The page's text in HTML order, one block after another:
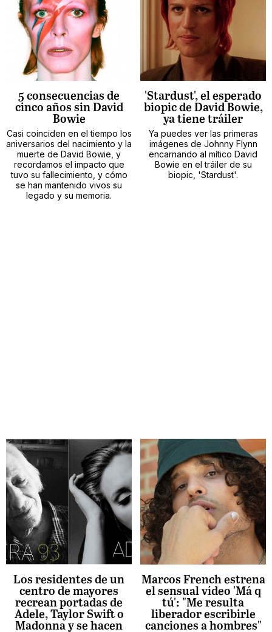
5 consecuencias de
cinco años sin David
Bowie
Casi coinciden en el tiempo los
aniversarios del nacimiento y la
muerte de David Bowie, y
recordamos el impacto que
tuvo su fallecimiento, y cómo
se han mantenido vivos su
legado y su memoria.
'Stardust', el esperado
biopic de David Bowie,
ya tiene tráiler
Ya puedes ver las primeras
imágenes de Johnny Flynn
encarnando al mítico David
Bowie en el tráiler de su
biopic, 'Stardust'.
Los residentes de un
centro de mayores
recrean portadas de
Adele, Taylor Swift o
Madonna y se hacen
Marcos French estrena
el sensual vídeo 'Má q
tú': "Me resulta
liberador escribirle
canciones a hombres"